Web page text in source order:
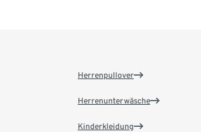
Herrenpullover
Herrenunterwäsche
Kinderkleidung